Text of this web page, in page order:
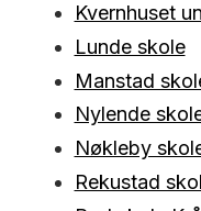
Kvernhuset
Lunde skole
Manstad
Nylende
Nøkleby
Rekustad